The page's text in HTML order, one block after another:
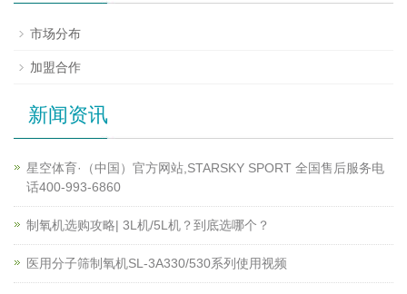
市场分布
加盟合作
新闻资讯
星空体育·（中国）官方网站,STARSKY SPORT 全国售后服务电
话400-993-6860
制氧机选购攻略| 3L机/5L机？到底选哪个？
医用分子筛制氧机SL-3A330/530系列使用视频